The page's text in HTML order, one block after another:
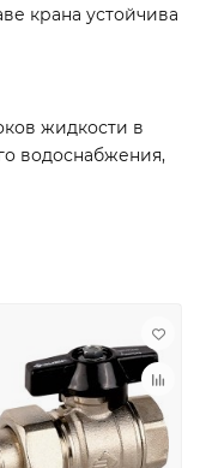
крана устойчива
жидкости в
водоснабжения,